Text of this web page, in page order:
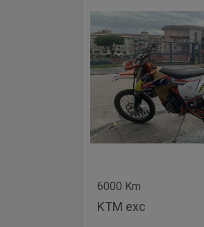
6000 Km
KTM exc